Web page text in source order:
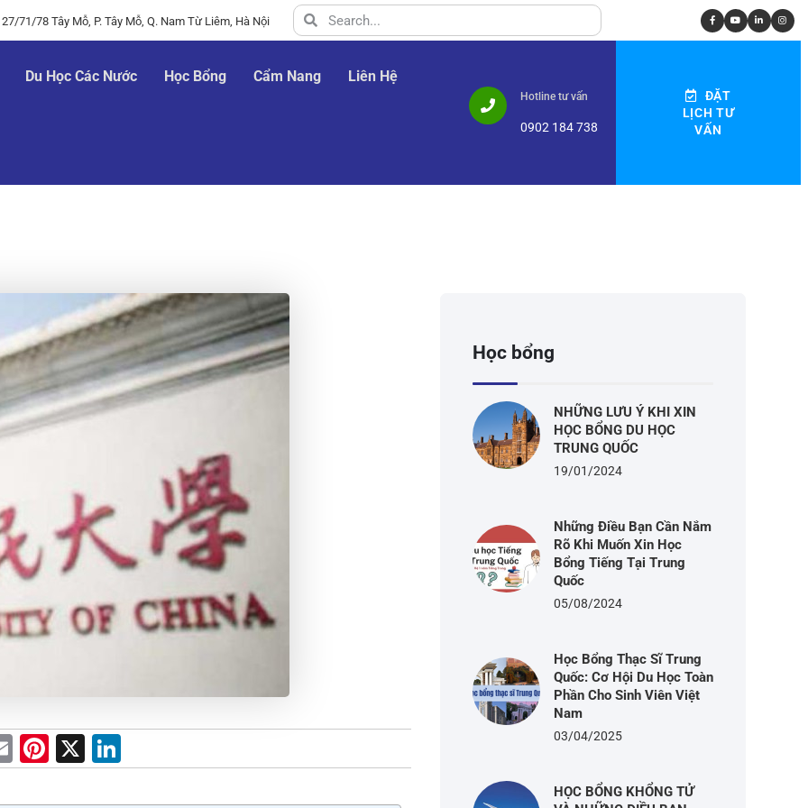
71/78 Tây Mỗ, P. Tây Mỗ, Q. Nam Từ Liêm, Hà Nội
Du Học Các Nước Học Bổng Cẩm Nang Liên Hệ
Hotline tư vấn
0902 184 738
ĐẶT
LỊCH TƯ
VẤN
E
m
Pi
nt
X
n
Học bổng
NHỮNG LƯU Ý KHI XIN
HỌC BỔNG DU HỌC
TRUNG QUỐC
19/01/2024
Những Điều Bạn Cần Nắm
Rõ Khi Muốn Xin Học
Bổng Tiếng Tại Trung
Quốc
05/08/2024
Học Bổng Thạc Sĩ Trung
Quốc: Cơ Hội Du Học Toàn
Phần Cho Sinh Viên Việt
Nam
03/04/2025
HỌC BỔNG KHỔNG TỬ